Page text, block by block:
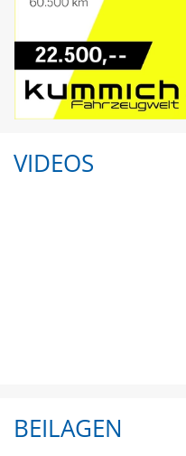
VIDEOS
BEILAGEN